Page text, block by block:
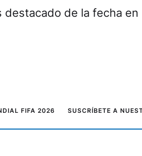
de la fecha en
FIFA 2026 SUSCRÍBETE A